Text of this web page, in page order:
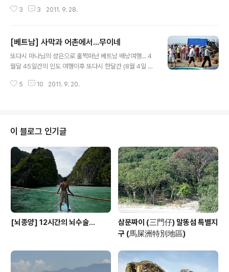
니 친숙한 모습이... 한국에서도 있는 귀면이??? 원류가 어
도시 분위기도 차분해서 하루나 이틀 머무를 생각으로 여
자 마자 오토바이 기사들이 달라 붙기 시작한다. 당일날 떠
날거라 해도 시내투어 하라고.... 세군데 돌아보고 7불... 날
이 더웠기 때문에 안한다고 하니 5불... 그래도 안한다하니
놓고 주위를 돌고 후에의 명물인 분보훼를 한그릇 먹고 목
3 3 2011. 9. 28.
[베트남] 사막과 어촌에서...무이네
또다시 마나님의 성은으로 훌쩍떠난 베트남 배낭여행... 4
월달 45일간의 인도 여행이후 또다시 한달간 (8월 4일 -
서 북쪽으로 올라가서 라오스를 거쳐 방콕에서 홍콩으로
치민에서 인터넷에서 하노이에서 방콕으로 가는 티켓을 예
약... 그런데 베트남 여행 포스팅에 호치민 게시물이 없는지
궁금할 수 도 있는데 가슴아픈 사연이 숨어있다. ㅠㅠ 호치
민에서 메콩델타 일일투어를 떠났는데 무슨 쇼핑하는 곳에
데려가고 차타고 왔다 갔다 하기만 하고 영 시원치 않아서
메콩강의 수상시상을 제대로 보기위해 ..
5 10 2011. 9. 20.
이 블로그 인기글
[뇌종양] 12시간의 뇌수술...
삼문짜이 (三門仔) 말똥섬 특별지
구 (馬屎洲特別地區)